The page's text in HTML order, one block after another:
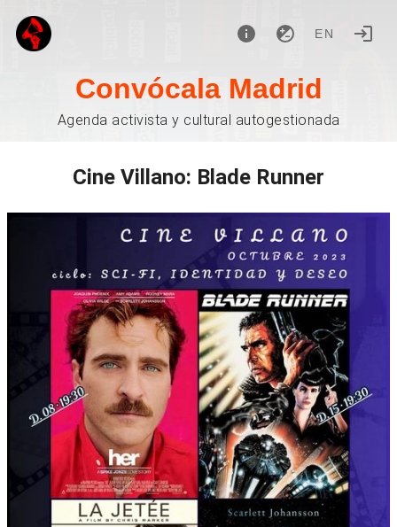
EN
Convócala Madrid
Agenda activista y cultural autogestionada
Cine Villano: Blade Runner